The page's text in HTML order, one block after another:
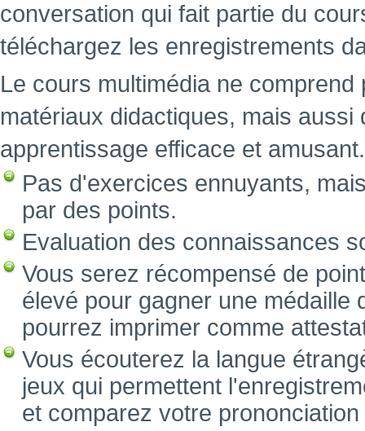
conversation qui fait partie du
téléchargez les enregistrements
Le cours multimédia ne
matériaux didactiques, mais
apprentissage efficace et amusant.
Pas d'exercices ennuyants,
par des points.
Evaluation des connaissances
Vous serez récompensé de
élevé pour gagner une médaille
pourrez imprimer comme
Vous écouterez la langue
jeux qui permettent
et comparez votre